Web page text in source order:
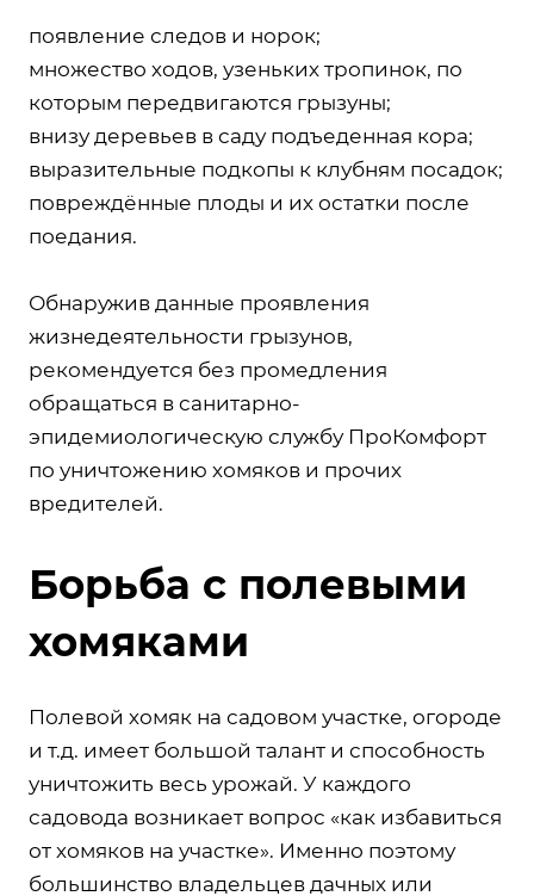
появление следов и норок;
множество ходов, узеньких тропинок, по
которым передвигаются грызуны;
внизу деревьев в саду подъеденная кора;
выразительные подкопы к клубням посадок;
повреждённые плоды и их остатки после
поедания.
Обнаружив данные проявления
жизнедеятельности грызунов,
рекомендуется без промедления
обращаться в санитарно-
эпидемиологическую службу ПроКомфорт
по уничтожению хомяков и прочих
вредителей.
Борьба с полевыми
хомяками
Полевой хомяк на садовом участке, огороде
и т.д. имеет большой талант и способность
уничтожить весь урожай. У каждого
садовода возникает вопрос «как избавиться
от хомяков на участке». Именно поэтому
большинство владельцев дачных или